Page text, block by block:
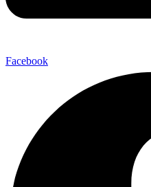
Facebook